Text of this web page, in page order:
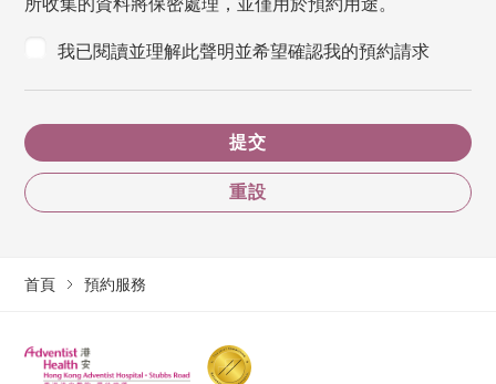
我已閱讀並理解此聲明並希望確認我的預約請求
提交
重設
首頁 預約服務